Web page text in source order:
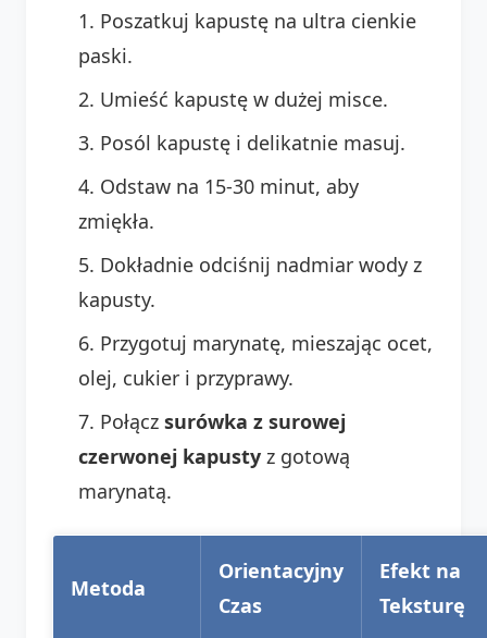
Poszatkuj kapustę na ultra cienkie
paski.
Umieść kapustę w dużej misce.
Posól kapustę i delikatnie masuj.
Odstaw na 15-30 minut, aby
zmiękła.
Dokładnie odciśnij nadmiar wody z
kapusty.
Przygotuj marynatę, mieszając ocet,
olej, cukier i przyprawy.
Połącz surówka z surowej
czerwonej kapusty z gotową
marynatą.
Metoda
Orientacyjny
Czas
Efekt na
Teksturę